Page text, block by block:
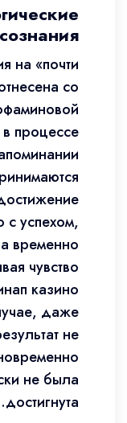
на «почти
со
процессе
с успехом,
временно
чувство
казино
даже
не
не была
достигнута.